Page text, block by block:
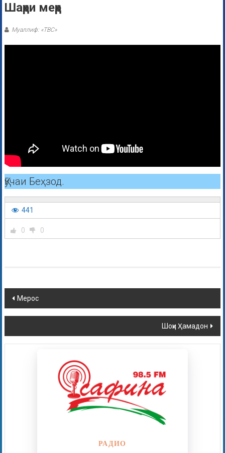
Шаҳри меҳр
Муаллиф: «ТВС»
Қӯчаи Беҳзод.
441
0 0
Мерос
Шоҳи Ҳамадон
РАДИО